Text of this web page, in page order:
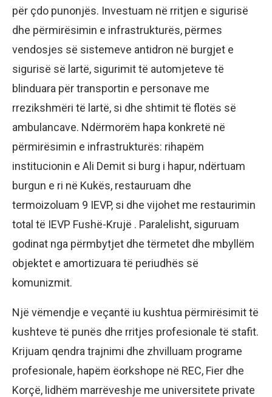
për çdo punonjës. Investuam në rritjen e sigurisë
dhe përmirësimin e infrastrukturës, përmes
vendosjes së sistemeve antidron në burgjet e
sigurisë së lartë, sigurimit të automjeteve të
blinduara për transportin e personave me
rrezikshmëri të lartë, si dhe shtimit të flotës së
ambulancave. Ndërmorëm hapa konkretë në
përmirësimin e infrastrukturës: rihapëm
institucionin e Ali Demit si burg i hapur, ndërtuam
burgun e ri në Kukës, restauruam dhe
termoizoluam 9 IEVP, si dhe vijohet me restaurimin
total të IEVP Fushë-Krujë . Paralelisht, siguruam
godinat nga përmbytjet dhe tërmetet dhe mbyllëm
objektet e amortizuara të periudhës së
komunizmit.
Një vëmendje e veçantë iu kushtua përmirësimit të
kushteve të punës dhe rritjes profesionale të stafit.
Krijuam qendra trajnimi dhe zhvilluam programe
profesionale, hapëm ëorkshope në REC, Fier dhe
Korçë, lidhëm marrëveshje me universitete private